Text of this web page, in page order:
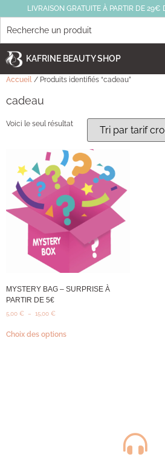
LIVRAISON GRATUITE À PARTIR DE 29€
KAFRINE BEAUTY SHOP
Accueil / Produits identifiés “cadeau”
cadeau
Voici le seul résultat
MYSTERY BAG – SURPRISE À
PARTIR DE 5€
5,00 € – 15,00 €
Choix des options